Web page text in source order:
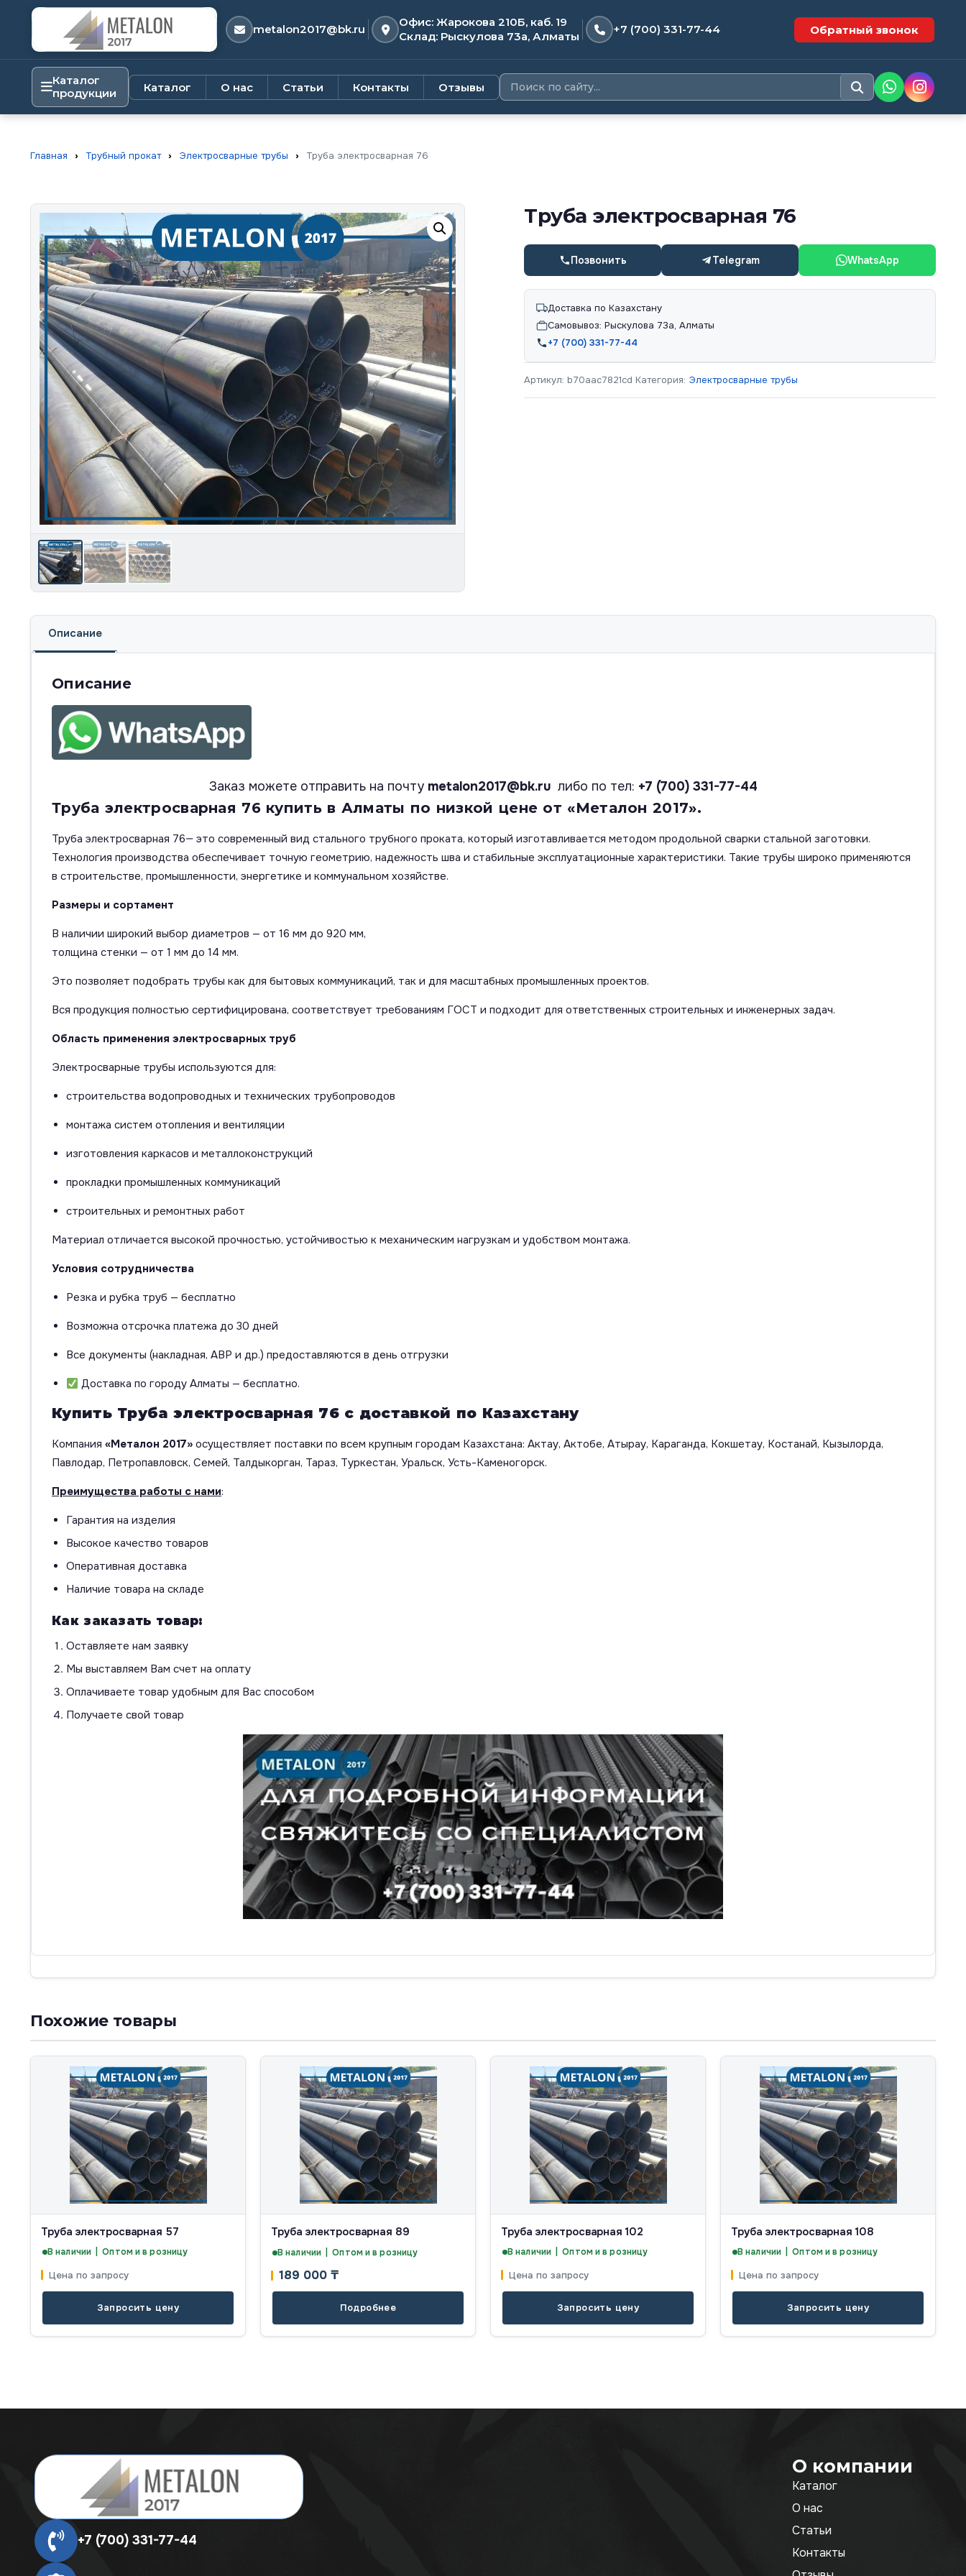
metalon2017@bk.ru
Офис: Жарокова 210Б, каб. 19
Склад: Рыскулова 73а, Алматы
+7 (700) 331-77-44 Обратный звонок
Каталог
продукции
Каталог О нас Статьи Контакты Отзывы
Главная › Трубный прокат › Электросварные трубы › Труба электросварная 76
Труба электросварная 76
Позвонить Telegram WhatsApp
Доставка по Казахстану
Самовывоз: Рыскулова 73а, Алматы
+7 (700) 331-77-44
Артикул: b70aac7821cd Категория: Электросварные трубы
Описание
Описание
Заказ можете отправить на почту metalon2017@bk.ruлибо по тел: +7 (700) 331-77-44
Труба электросварная 76 купить в Алматы по низкой цене от «Металон 2017».
Труба электросварная 76— это современный вид стального трубного проката, который изготавливается методом продольной сварки стальной заготовки.
Технология производства обеспечивает точную геометрию, надежность шва и стабильные эксплуатационные характеристики. Такие трубы широко применяются
в строительстве, промышленности, энергетике и коммунальном хозяйстве.
Размеры и сортамент
В наличии широкий выбор диаметров — от 16 мм до 920 мм,
толщина стенки — от 1 мм до 14 мм.
Это позволяет подобрать трубы как для бытовых коммуникаций, так и для масштабных промышленных проектов.
Вся продукция полностью сертифицирована, соответствует требованиям ГОСТ и подходит для ответственных строительных и инженерных задач.
Область применения электросварных труб
Электросварные трубы используются для:
строительства водопроводных и технических трубопроводов
монтажа систем отопления и вентиляции
изготовления каркасов и металлоконструкций
прокладки промышленных коммуникаций
строительных и ремонтных работ
Материал отличается высокой прочностью, устойчивостью к механическим нагрузкам и удобством монтажа.
Условия сотрудничества
Резка и рубка труб — бесплатно
Возможна отсрочка платежа до 30 дней
Все документы (накладная, АВР и др.) предоставляются в день отгрузки
Доставка по городу Алматы — бесплатно.
Купить Труба электросварная 76 с доставкой по Казахстану
Компания «Металон 2017» осуществляет поставки по всем крупным городам Казахстана: Актау, Актобе, Атырау, Караганда, Кокшетау, Костанай, Кызылорда,
Павлодар, Петропавловск, Семей, Талдыкорган, Тараз, Туркестан, Уральск, Усть-Каменогорск.
Преимущества работы с нами:
Гарантия на изделия
Высокое качество товаров
Оперативная доставка
Наличие товара на складе
Как заказать товар:
Оставляете нам заявку
Мы выставляем Вам счет на оплату
Оплачиваете товар удобным для Вас способом
Получаете свой товар
Похожие товары
Труба электросварная 57
В наличии | Оптом и в розницу
Цена по запросу
Запросить цену
Труба электросварная 89
В наличии | Оптом и в розницу
189 000 ₸
Подробнее
Труба электросварная 102
В наличии | Оптом и в розницу
Цена по запросу
Запросить цену
Труба электросварная 108
В наличии | Оптом и в розницу
Цена по запросу
Запросить цену
+7 (700) 331-77-44
О компании
Каталог
О нас
Статьи
Контакты